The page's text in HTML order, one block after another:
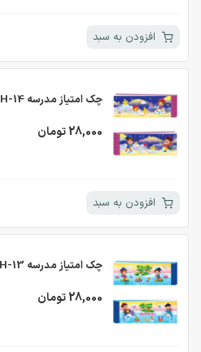
افزودن به سبد
چک امتیاز مدرسه CH-14
28,000 تومان
افزودن به سبد
چک امتیاز مدرسه CH-13
28,000 تومان